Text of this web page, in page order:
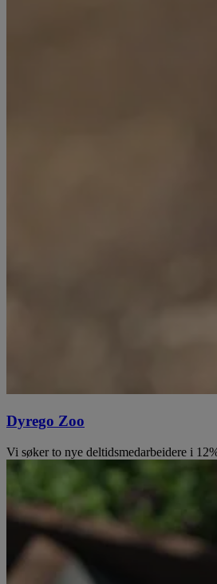
Dyrego Zoo
Vi søker to nye deltidsmedarbeidere i